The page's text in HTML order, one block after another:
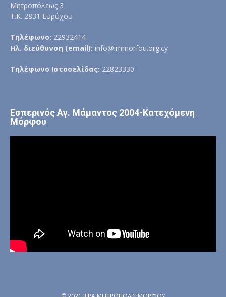
Μητροπόλεως 3
Τ.Κ. 2831 Ευρύχου
Τηλέφωνο: 22932414
Ηλ. διεύθυνση (email): info@immorfou.org.cy
Τηλέφωνο Ιστοσελίδας: 22823330
Εσπερινός Αγ. Μάμαντος 2004-Κατεχόμενη
Μόρφου